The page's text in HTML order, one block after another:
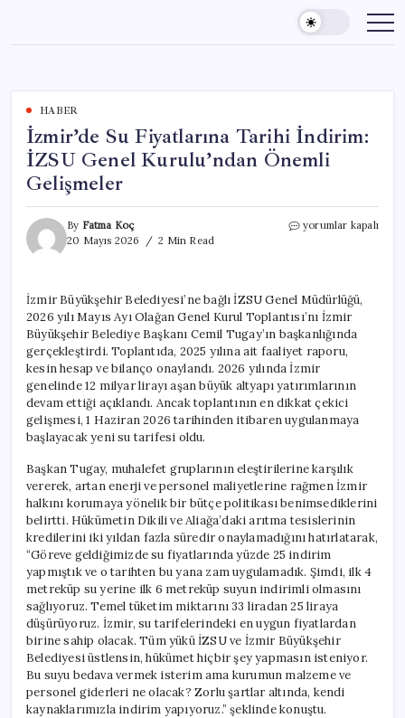
content
HABER
İzmir’de Su Fiyatlarına Tarihi İndirim:
İZSU Genel Kurulu’ndan Önemli
Gelişmeler
By Fatma Koç
20 Mayıs 2026
2 Min Read
İzmir’de
İZSU
Genel
Kurulu’ndan
Önemli
Gelişmeler
yorumlar kapalı
İzmir Büyükşehir Belediyesi’ne bağlı İZSU Genel Müdürlüğü,
2026 yılı Mayıs Ayı Olağan Genel Kurul Toplantısı’nı İzmir
Büyükşehir Belediye Başkanı Cemil Tugay’ın başkanlığında
gerçekleştirdi. Toplantıda, 2025 yılına ait faaliyet raporu,
kesin hesap ve bilanço onaylandı. 2026 yılında İzmir
genelinde 12 milyar lirayı aşan büyük altyapı yatırımlarının
devam ettiği açıklandı. Ancak toplantının en dikkat çekici
gelişmesi, 1 Haziran 2026 tarihinden itibaren uygulanmaya
başlayacak yeni su tarifesi oldu.
Başkan Tugay, muhalefet gruplarının eleştirilerine karşılık
vererek, artan enerji ve personel maliyetlerine rağmen İzmir
halkını korumaya yönelik bir bütçe politikası benimsediklerini
belirtti. Hükümetin Dikili ve Aliağa’daki arıtma tesislerinin
kredilerini iki yıldan fazla süredir onaylamadığını hatırlatarak,
“Göreve geldiğimizde su fiyatlarında yüzde 25 indirim
yapmıştık ve o tarihten bu yana zam uygulamadık. Şimdi, ilk 4
metreküp su yerine ilk 6 metreküp suyun indirimli olmasını
sağlıyoruz. Temel tüketim miktarını 33 liradan 25 liraya
düşürüyoruz. İzmir, su tarifelerindeki en uygun fiyatlardan
birine sahip olacak. Tüm yükü İZSU ve İzmir Büyükşehir
Belediyesi üstlensin, hükümet hiçbir şey yapmasın isteniyor.
Bu suyu bedava vermek isterim ama kurumun malzeme ve
personel giderleri ne olacak? Zorlu şartlar altında, kendi
kaynaklarımızla indirim yapıyoruz.” şeklinde konuştu.